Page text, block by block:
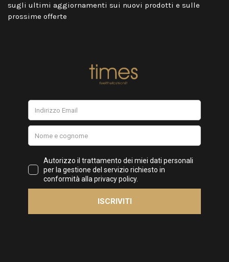
sugli ultimi aggiornamenti sui nuovi prodotti e sulle
prossime offerte